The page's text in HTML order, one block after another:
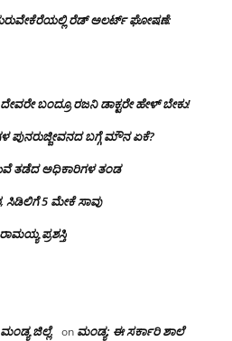
ರೆಡ್ ಅಲರ್ಟ್ ಘೋಷಣೆ:
ದೇವರೇ ಬಂದ್ರೂ ರಜನಿ ಡಾಕ್ಟರೇ ಹೇಳ್ ಬೇಕು!
ಪುನರುಜ್ಜೀವನದ ಬಗ್ಗೆ ಮೌನ ಏಕೆ?
ತಡೆದ ಅಧಿಕಾರಿಗಳ ತಂಡ
5 ಮೇಕೆ ಸಾವು
ಪ್ರಶಸ್ತಿ
ಜಿಲ್ಲೆ. on ಮಂಡ್ಯ: ಈ ಸರ್ಕಾರಿ ಶಾಲೆ